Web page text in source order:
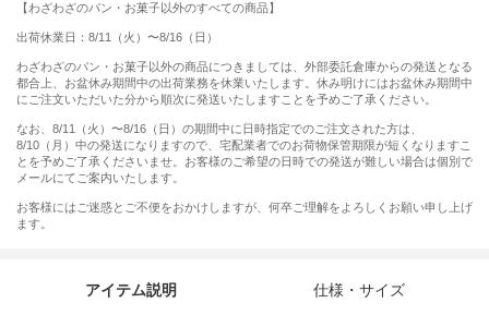
【わざわざのパン・お菓子以外のすべての商品】
出荷休業日：8/11（火）〜8/16（日）
わざわざのパン・お菓子以外の商品につきましては、外部委託倉庫からの発送となる
都合上、お盆休み期間中の出荷業務を休業いたします。休み明けにはお盆休み期間中
にご注文いただいた分から順次に発送いたしますことを予めご了承ください。
なお、8/11（火）〜8/16（日）の期間中に日時指定でのご注文された方は、
8/10（月）中の発送になりますので、宅配業者でのお荷物保管期限が短くなりますこ
とを予めご了承くださいませ。お客様のご希望の日時での発送が難しい場合は個別で
メールにてご案内いたします。
お客様にはご迷惑とご不便をおかけしますが、何卒ご理解をよろしくお願い申し上げ
ます。
アイテム説明 仕様・サイズ